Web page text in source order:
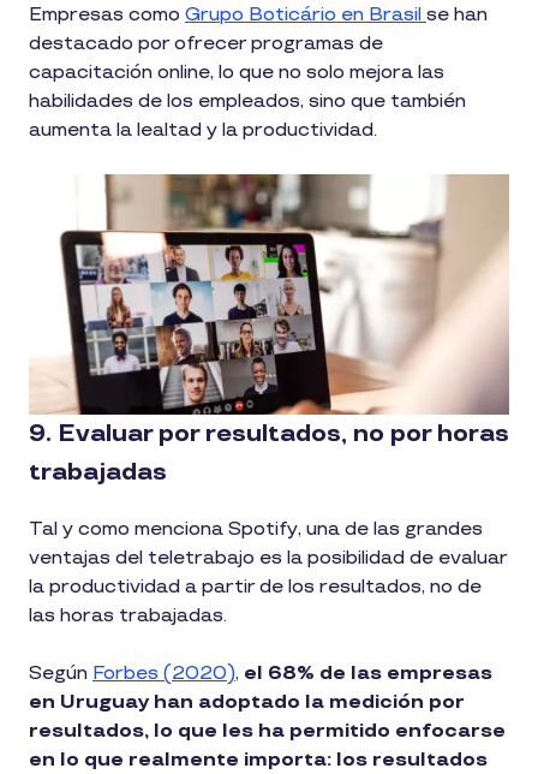
Empresas como Grupo Boticário en Brasil se han
destacado por ofrecer programas de
capacitación online, lo que no solo mejora las
habilidades de los empleados, sino que también
aumenta la lealtad y la productividad.
9. Evaluar por resultados, no por horas
trabajadas
Tal y como menciona Spotify, una de las grandes
ventajas del teletrabajo es la posibilidad de evaluar
la productividad a partir de los resultados, no de
las horas trabajadas.
Según Forbes (2020), el 68% de las empresas
en Uruguay han adoptado la medición por
resultados, lo que les ha permitido enfocarse
en lo que realmente importa: los resultados